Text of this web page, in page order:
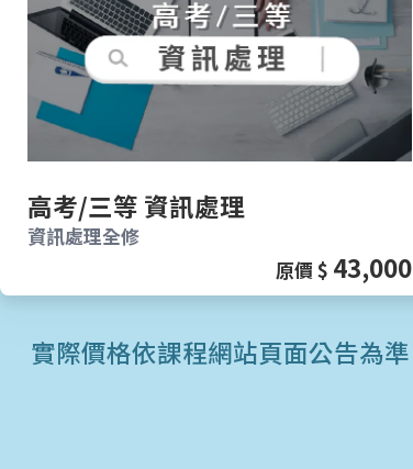
高考/三等 資訊處理
資訊處理全修
原價 $ 43,000
實際價格依課程網站頁面公告為準